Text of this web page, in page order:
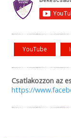
YouTube
Csatlakozzon az
https://